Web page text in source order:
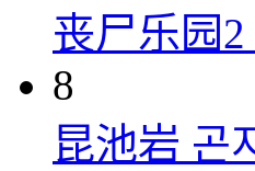
丧尸乐园2
8
昆池岩 곤